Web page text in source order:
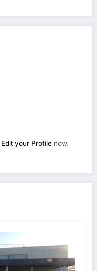
Edit your Profile now.